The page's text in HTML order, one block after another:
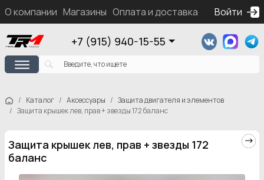
О компании Магазины Оплата и доставка Контакты
Войти
+7 (915) 940-15-55
Каталог Аксессуары
Защита двигателя и элементов
Защита крышек лев, прав + звезды 172 баланс
Защита крышек лев, прав + звезды 172
баланс